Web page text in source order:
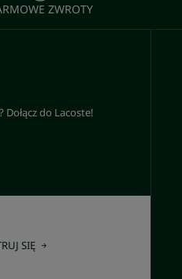
ZWROTY
Dołącz do Lacoste!
SIĘ